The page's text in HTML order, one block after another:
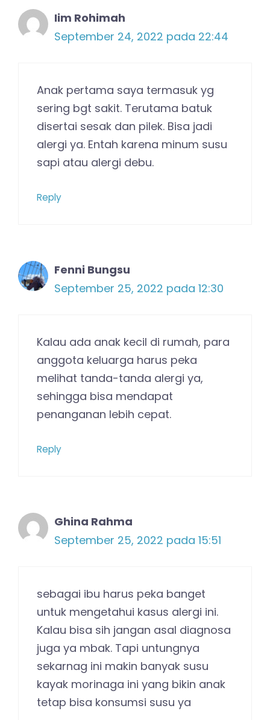
Iim Rohimah
September 24, 2022 pada 22:44
Anak pertama saya termasuk yg
sering bgt sakit. Terutama batuk
disertai sesak dan pilek. Bisa jadi
alergi ya. Entah karena minum susu
sapi atau alergi debu.
Reply
Fenni Bungsu
September 25, 2022 pada 12:30
Kalau ada anak kecil di rumah, para
anggota keluarga harus peka
melihat tanda-tanda alergi ya,
sehingga bisa mendapat
penanganan lebih cepat.
Reply
Ghina Rahma
September 25, 2022 pada 15:51
sebagai ibu harus peka banget
untuk mengetahui kasus alergi ini.
Kalau bisa sih jangan asal diagnosa
juga ya mbak. Tapi untungnya
sekarnag ini makin banyak susu
kayak morinaga ini yang bikin anak
tetap bisa konsumsi susu ya